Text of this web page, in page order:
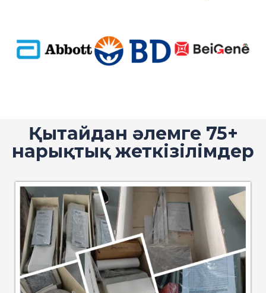
Қытайдан әлемге 75+
нарықтық жеткізілімдер